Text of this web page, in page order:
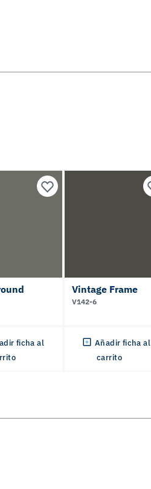
ficha al
Vintage Frame
V142-6
Añadir ficha al
carrito